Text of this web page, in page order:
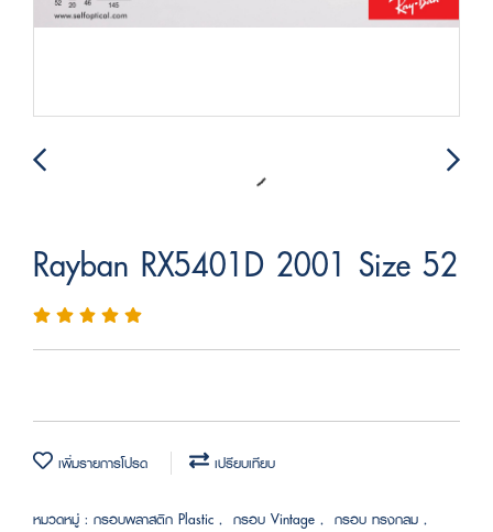
Rayban RX5401D 2001 Size 52
เพิ่มรายการโปรด เปรียบเทียบ
หมวดหมู่ : กรอบพลาสติก Plastic , กรอบ Vintage , กรอบ ทรงกลม ,